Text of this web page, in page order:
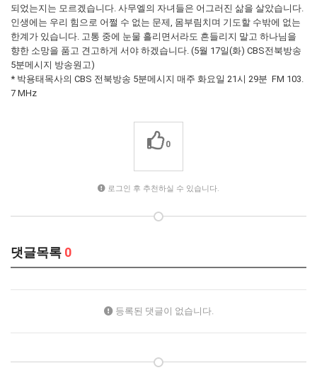
되었는지는 모르겠습니다. 사무엘의 자녀들은 어그러진 삶을 살았습니다.
인생에는 우리 힘으로 어쩔 수 없는 문제, 몸부림치며 기도할 수밖에 없는
한계가 있습니다. 고통 중에 눈물 흘리면서라도 흔들리지 말고 하나님을
향한 소망을 품고 견고하게 서야 하겠습니다. (5월 17일(화) CBS전북방송
5분메시지 방송원고)
* 박용태목사의 CBS 전북방송 5분메시지 매주 화요일 21시 29분 FM 103.
7 MHz
0
로그인 후 추천하실 수 있습니다.
댓글목록 0
등록된 댓글이 없습니다.